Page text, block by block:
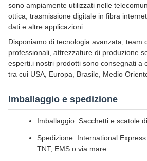
sono ampiamente utilizzati nelle
ottica, trasmissione digitale in fibra
dati e altre applicazioni.
Disponiamo di tecnologia avanzata, team
professionali, attrezzature di produzione
esperti.i nostri prodotti sono consegnati a
tra cui USA, Europa, Brasile, Medio
Imballaggio e spedizione
Imballaggio: Sacchetti e scatole
Spedizione: International
TNT, EMS o via mare